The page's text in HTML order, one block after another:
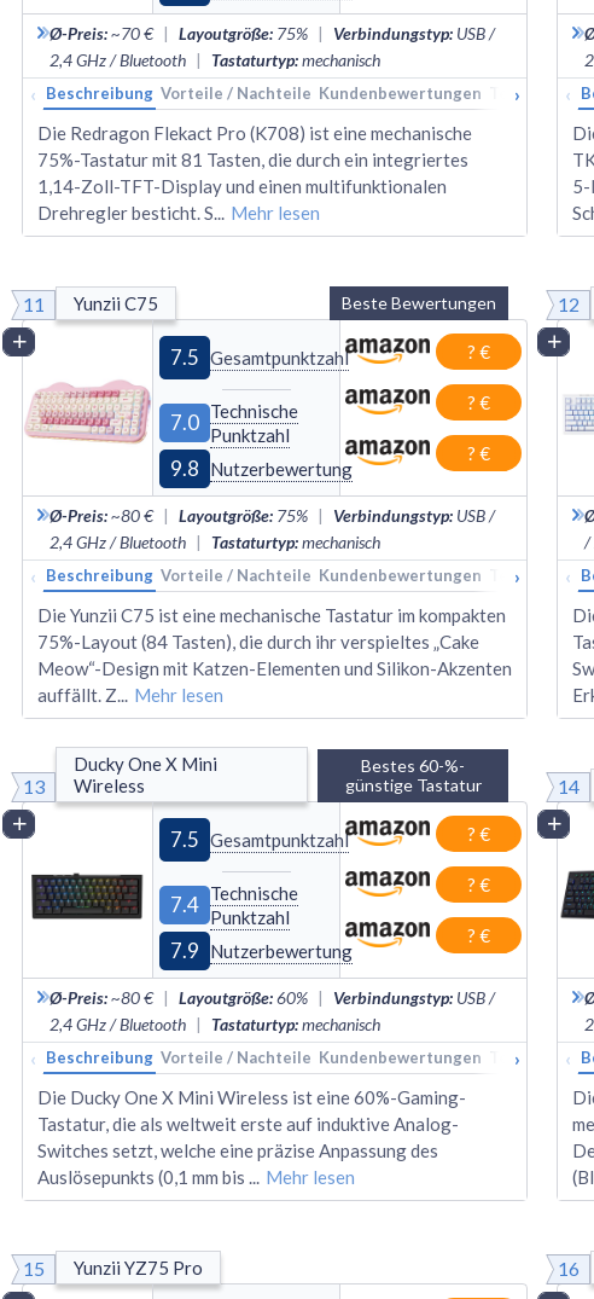
Ø-Preis:~70 € | Layoutgröße: 75% | Verbindungstyp: USB /
2,4 GHz / Bluetooth | Tastaturtyp:mechanisch
‹ Beschreibung Vorteile / Nachteile Kundenbewertungen Technische
›
Die Redragon Flekact Pro (K708) ist eine mechanische
75%-Tastatur mit 81 Tasten, die durch ein integriertes
1,14-Zoll-TFT-Display und einen multifunktionalen
Drehregler besticht. S... Mehr lesen
‹
5-
11 Yunzii C75
Beste Bewertungen
Vergleich
7.5 Gesamtpunktzahl
7.0 Technische
Punktzahl
9.8 Nutzerbewertung
? €
? €
? €
Ø-Preis:~80 € | Layoutgröße: 75% | Verbindungstyp: USB /
2,4 GHz / Bluetooth | Tastaturtyp:mechanisch
‹ Beschreibung Vorteile / Nachteile Kundenbewertungen Technische
›
Die Yunzii C75 ist eine mechanische Tastatur im kompakten
75%-Layout (84 Tasten), die durch ihr verspieltes „Cake
Meow“-Design mit Katzen-Elementen und Silikon-Akzenten
auffällt. Z... Mehr lesen
12
/
‹
13
Ducky One X Mini
Wireless
Bestes 60-%-
günstige Tastatur
Vergleich
7.5 Gesamtpunktzahl
7.4 Technische
Punktzahl
7.9 Nutzerbewertung
? €
? €
? €
Ø-Preis:~80 € | Layoutgröße:60% | Verbindungstyp: USB /
2,4 GHz / Bluetooth | Tastaturtyp:mechanisch
‹ Beschreibung Vorteile / Nachteile Kundenbewertungen Technische
›
Die Ducky One X Mini Wireless ist eine 60%-Gaming-
Tastatur, die als weltweit erste auf induktive Analog-
Switches setzt, welche eine präzise Anpassung des
Auslösepunkts (0,1 mm bis ... Mehr lesen
14
‹
15 Yunzii YZ75 Pro 16